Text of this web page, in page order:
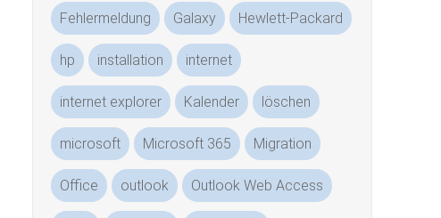
Fehlermeldung Galaxy Hewlett-Packard
hp installation internet
internet explorer Kalender löschen
microsoft Microsoft 365 Migration
Office outlook Outlook Web Access